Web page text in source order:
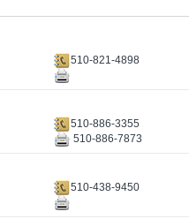
510-821-4898
510-886-3355
510-886-7873
510-438-9450